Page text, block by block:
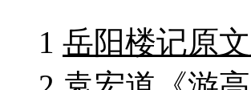
1 岳阳楼记原